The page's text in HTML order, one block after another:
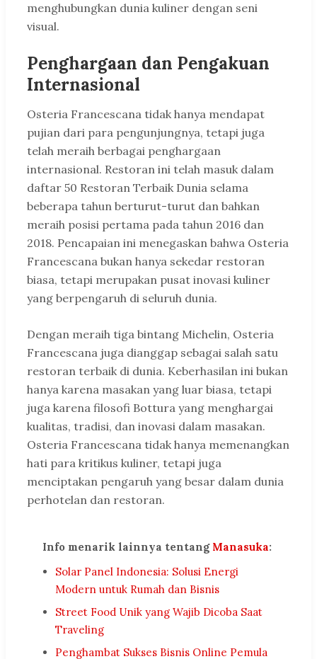
menghubungkan dunia kuliner dengan seni
visual.
Penghargaan dan Pengakuan
Internasional
Osteria Francescana tidak hanya mendapat
pujian dari para pengunjungnya, tetapi juga
telah meraih berbagai penghargaan
internasional. Restoran ini telah masuk dalam
daftar 50 Restoran Terbaik Dunia selama
beberapa tahun berturut-turut dan bahkan
meraih posisi pertama pada tahun 2016 dan
2018. Pencapaian ini menegaskan bahwa Osteria
Francescana bukan hanya sekedar restoran
biasa, tetapi merupakan pusat inovasi kuliner
yang berpengaruh di seluruh dunia.
Dengan meraih tiga bintang Michelin, Osteria
Francescana juga dianggap sebagai salah satu
restoran terbaik di dunia. Keberhasilan ini bukan
hanya karena masakan yang luar biasa, tetapi
juga karena filosofi Bottura yang menghargai
kualitas, tradisi, dan inovasi dalam masakan.
Osteria Francescana tidak hanya memenangkan
hati para kritikus kuliner, tetapi juga
menciptakan pengaruh yang besar dalam dunia
perhotelan dan restoran.
Info menarik lainnya tentang Manasuka:
Solar Panel Indonesia: Solusi Energi
Modern untuk Rumah dan Bisnis
Street Food Unik yang Wajib Dicoba Saat
Traveling
Penghambat Sukses Bisnis Online Pemula